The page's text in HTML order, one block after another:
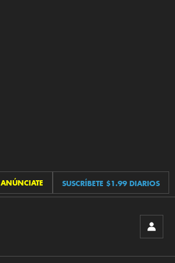
ANÚNCIATE SUSCRÍBETE $1.99 DIARIOS